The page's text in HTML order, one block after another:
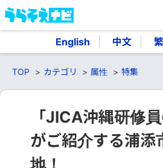
English 中文
TOP カテゴリ 属性 特集
「JICA沖縄研修員
がご紹介する浦添
地！